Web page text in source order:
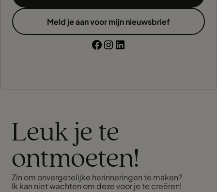
Meld je aan voor mijn nieuwsbrief
Leuk je te
ontmoeten!
Zin om onvergetelijke herinneringen te maken?
Ik kan niet wachten om deze voor je te creëren!